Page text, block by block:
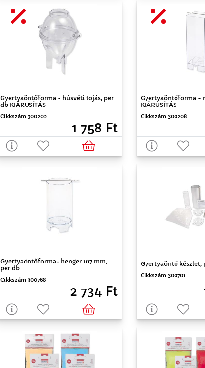
Gyertyaöntőforma - húsvéti tojás, per
db KIÁRUSÍTÁS
Cikkszám 300202
1 758 Ft
Gyertyaöntőforma -
KIÁRUSÍTÁS
Cikkszám 300208
Gyertyaöntőforma- henger 107 mm,
per db
Cikkszám 300768
2 734 Ft
Gyertyaöntő készlet,
Cikkszám 300701